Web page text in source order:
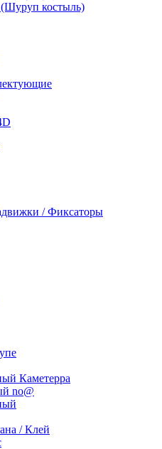
костыль)
/ Фиксаторы
Каметерра
no@
/ Клей